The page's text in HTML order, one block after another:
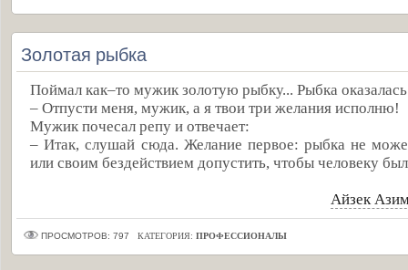
Золотая рыбка
Поймал как–то мужик золотую рыбку... Рыбка
– Отпусти меня, мужик, а я твои три желания исполню!
Мужик почесал репу и отвечает:
– Итак, слушай сюда. Желание первое: рыбка не
или своим бездействием допустить, чтобы человеку
Айзек
ПРОСМОТРОВ: 797 КАТЕГОРИЯ: ПРОФЕССИОНАЛЫ